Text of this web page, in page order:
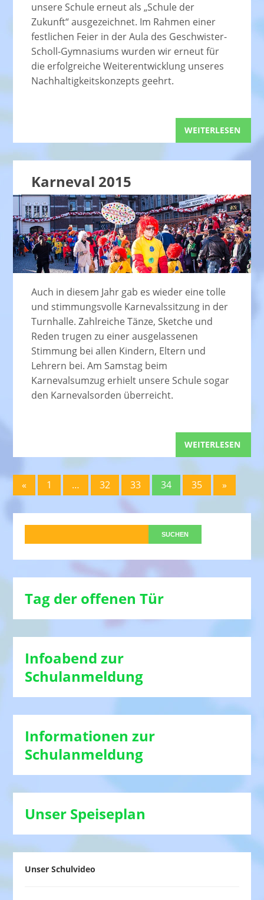
unsere Schule erneut als „Schule der
Zukunft“ ausgezeichnet. Im Rahmen einer
festlichen Feier in der Aula des Geschwister-
Scholl-Gymnasiums wurden wir erneut für
die erfolgreiche Weiterentwicklung unseres
Nachhaltigkeitskonzepts geehrt.
WEITERLESEN
Karneval 2015
Auch in diesem Jahr gab es wieder eine tolle
und stimmungsvolle Karnevalssitzung in der
Turnhalle. Zahlreiche Tänze, Sketche und
Reden trugen zu einer ausgelassenen
Stimmung bei allen Kindern, Eltern und
Lehrern bei. Am Samstag beim
Karnevalsumzug erhielt unsere Schule sogar
den Karnevalsorden überreicht.
WEITERLESEN
« 1 … 32 33 34 35 »
Tag der offenen Tür
Infoabend zur
Schulanmeldung
Informationen zur
Schulanmeldung
Unser Speiseplan
Unser Schulvideo